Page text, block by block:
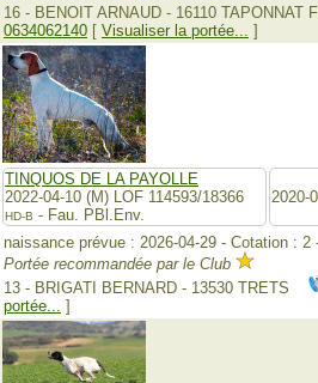
16 - BENOIT ARNAUD - 16110 TAPONNAT
0634062140 [ Visualiser la portée... ]
TINQUOS DE LA PAYOLLE
2022-04-10 (M) LOF 114593/18366
HD-B - Fau. PBl.Env.
2020-
naissance prévue : 2026-04-29 - Cotation :
Portée recommandée par le Club
13 - BRIGATI BERNARD - 13530 TRETS
portée... ]